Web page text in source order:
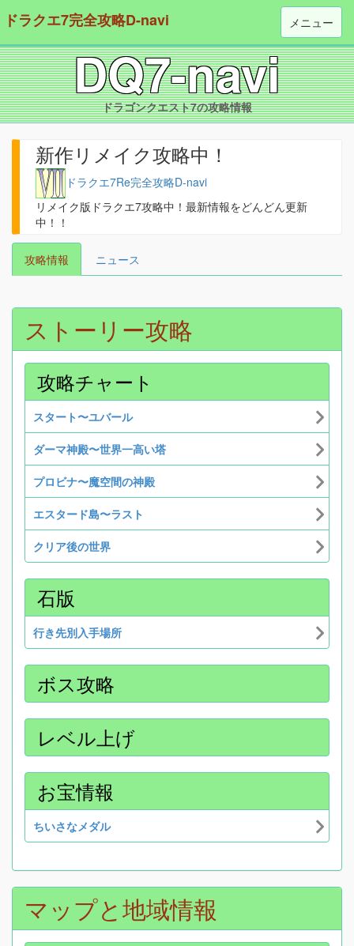
メニュー
ドラクエ7完全攻略D-navi
DQ7-navi
ドラゴンクエスト7の攻略情報
新作リメイク攻略中！
ドラクエ7Re完全攻略D-navi
リメイク版ドラクエ7攻略中！最新情報をどんどん更新
中！！
攻略情報 ニュース
ストーリー攻略
攻略チャート
スタート〜ユバール
ダーマ神殿〜世界一高い塔
プロビナ〜魔空間の神殿
エスタード島〜ラスト
クリア後の世界
石版
行き先別入手場所
ボス攻略
レベル上げ
お宝情報
ちいさなメダル
マップと地域情報